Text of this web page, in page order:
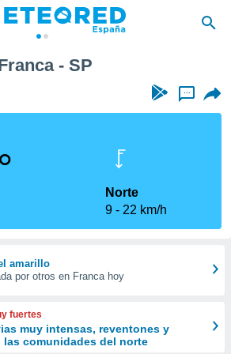
- SP
...
Norte
9
22 km/h
amarillo
por otros en Franca hoy
fuertes
muy intensas, reventones y
las comunidades del norte